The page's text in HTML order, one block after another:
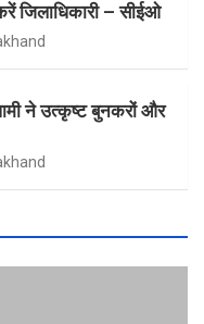
जिलाधिकारी – सीईओ
ने उत्कृष्ट बुनकरों और